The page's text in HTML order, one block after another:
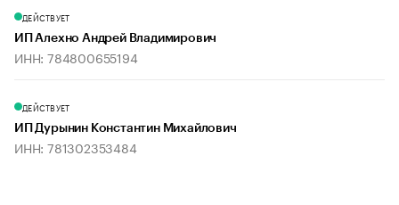
ДЕЙСТВУЕТ
ИП Алехно Андрей Владимирович
ИНН: 784800655194
ДЕЙСТВУЕТ
ИП Дурынин Константин Михайлович
ИНН: 781302353484